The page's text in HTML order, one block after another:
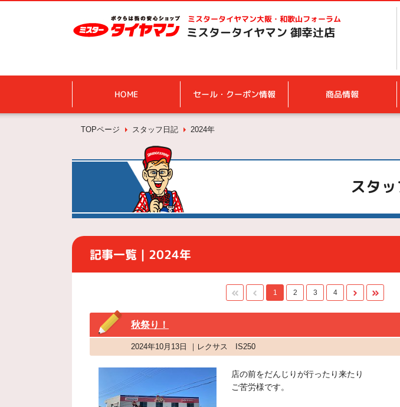
ミスタータイヤマン大阪・和歌山フォーラム
ミスタータイヤマン 御幸辻店
HOME セール・クーポン情報 商品情報
TOPページ スタッフ日記 2024年
スタ
記事一覧｜2024年
1 2 3 4
秋祭り！
2024年10月13日 ｜レクサス IS250
店の前をだんじりが行ったり来たり
ご苦労様です。